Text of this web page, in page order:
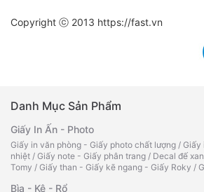
Copyright ⓒ 2013 https://fast.vn
Danh Mục Sản Phẩm
Giấy In Ấn - Photo
Giấy in văn phòng - Giấy photo chất lượng / Giấy
nhiệt / Giấy note - Giấy phân trang / Decal đế
Tomy / Giấy than - Giấy kẽ ngang - Giấy Roky /
Bìa - Kệ - Rổ